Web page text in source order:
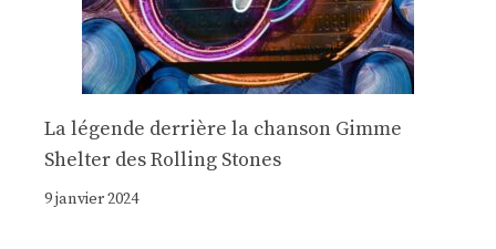
La légende derrière la chanson Gimme
Shelter des Rolling Stones
9 janvier 2024